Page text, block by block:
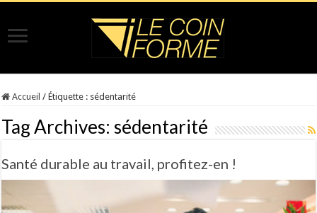
Accueil / Étiquette : sédentarité
Tag Archives:sédentarité
Santé durable au travail, profitez-en !